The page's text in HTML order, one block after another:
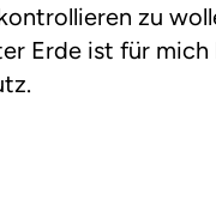
zu
Erde ist für